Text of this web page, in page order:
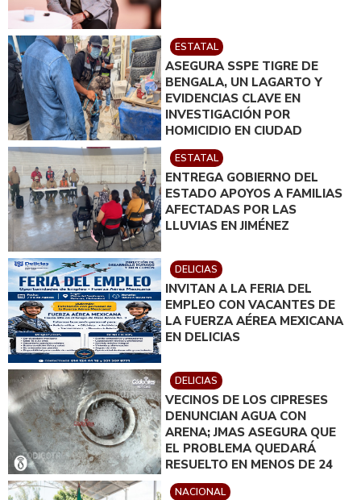
ESTATAL
ASEGURA SSPE TIGRE DE
BENGALA, UN LAGARTO Y
EVIDENCIAS CLAVE EN
INVESTIGACIÓN POR
HOMICIDIO EN CIUDAD
JUÁREZ; EN CATEO
INSTRUIDO POR GILBERTO
LOYA
ESTATAL
ENTREGA GOBIERNO DEL
ESTADO APOYOS A FAMILIAS
AFECTADAS POR LAS
LLUVIAS EN JIMÉNEZ
DELICIAS
INVITAN A LA FERIA DEL
EMPLEO CON VACANTES DE
LA FUERZA AÉREA MEXICANA
EN DELICIAS
DELICIAS
VECINOS DE LOS CIPRESES
DENUNCIAN AGUA CON
ARENA; JMAS ASEGURA QUE
EL PROBLEMA QUEDARÁ
RESUELTO EN MENOS DE 24
HORAS
NACIONAL